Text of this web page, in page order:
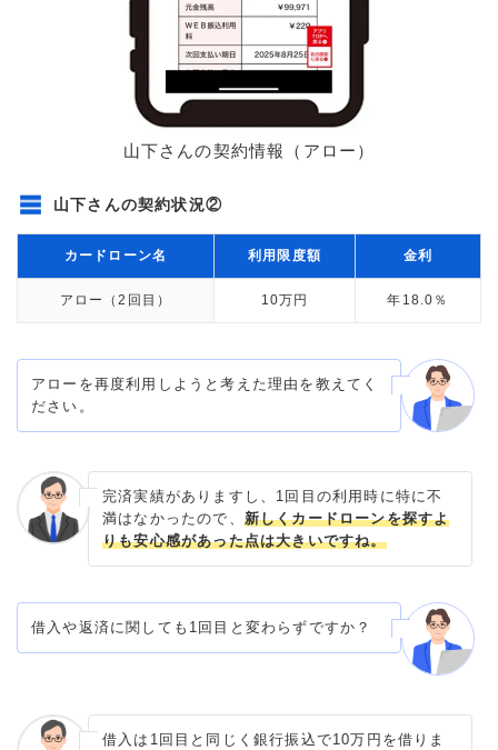
山下さんの契約情報（アロー）
山下さんの契約状況②
カードローン名 利用限度額 金利
アロー（2回目） 10万円 年18.0％
アローを再度利用しようと考えた理由を教えてく
ださい。
完済実績がありますし、1回目の利用時に特に不
満はなかったので、 新しくカードローンを探すよ
りも安心感があった点は大きいですね。
借入や返済に関しても1回目と変わらずですか？
借入は1回目と同じく銀行振込で10万円を借りま